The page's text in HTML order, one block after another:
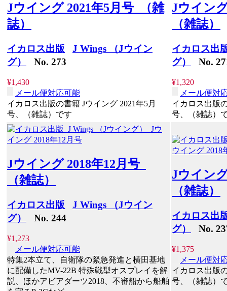
Jウイング 2021年5月号 （雑
誌）
イカロス出版
J Wings （Jウイン
グ）
No. 273
¥1,430
メール便対応可能
イカロス出版の書籍 Jウイング 2021年5月
号、（雑誌）です
Jウイン
（雑誌）
イカロス出
グ）
No.
¥1,320
メール便対
イカロス出版
号、（雑誌）
Jウイング 2018年12月号
（雑誌）
イカロス出版
J Wings （Jウイン
グ）
No. 244
¥1,273
メール便対応可能
特集2本立て、自衛隊の緊急発進と横田基地
に配備したMV-22B 特殊戦型オスプレイを解
説、ほかアビアダーツ2018、不審船から船舶
Jウイン
（雑誌）
イカロス出
グ）
No.
¥1,375
メール便対
イカロス出版
号、（雑誌）